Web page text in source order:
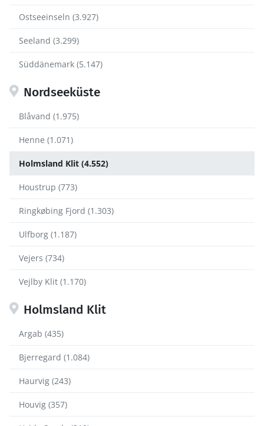
Ostseeinseln (3.927)
Seeland (3.299)
Süddänemark (5.147)
Nordseeküste
Blåvand (1.975)
Henne (1.071)
Holmsland Klit (4.552)
Houstrup (773)
Ringkøbing Fjord (1.303)
Ulfborg (1.187)
Vejers (734)
Vejlby Klit (1.170)
Holmsland Klit
Argab (435)
Bjerregard (1.084)
Haurvig (243)
Houvig (357)